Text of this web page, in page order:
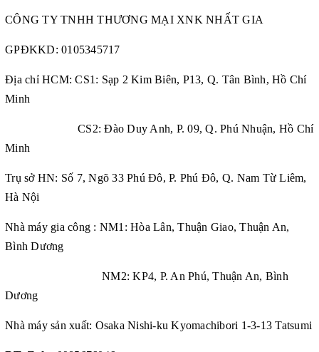
CÔNG TY TNHH THƯƠNG MẠI XNK NHẤT GIA
GPĐKKD: 0105345717
Địa chỉ HCM: CS1: Sạp 2 Kim Biên, P13, Q. Tân Bình, Hồ Chí
Minh
CS2: Đào Duy Anh, P. 09, Q. Phú Nhuận, Hồ Chí
Minh
Trụ sở HN: Số 7, Ngõ 33 Phú Đô, P. Phú Đô, Q. Nam Từ Liêm,
Hà Nội
Nhà máy gia công : NM1: Hòa Lân, Thuận Giao, Thuận An,
Bình Dương
NM2: KP4, P. An Phú, Thuận An, Bình
Dương
Nhà máy sản xuất: Osaka Nishi-ku Kyomachibori 1-3-13 Tatsumi